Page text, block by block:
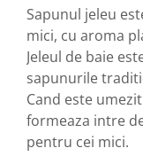
Laropharm (25
Lavera (4 produse)
Liking S.p.A. (3
Mebra Brasov (54
Nateen (28 produse)
Nature Tech (11
Sapunul jeleu
mici, cu aroma
Jeleul de baie
sapunurile
Cand este
formeaza intre
pentru cei mici.